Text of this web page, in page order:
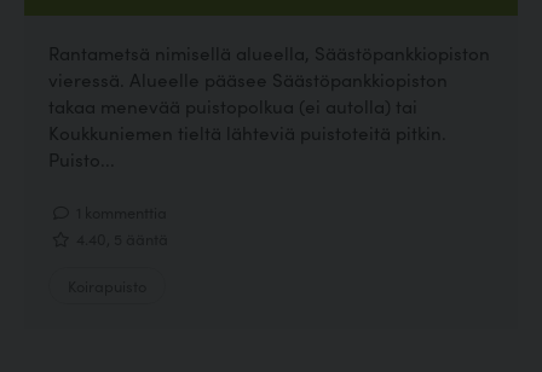
Rantametsä nimisellä alueella, Säästöpankkiopiston
vieressä. Alueelle pääsee Säästöpankkiopiston
takaa menevää puistopolkua (ei autolla) tai
Koukkuniemen tieltä lähteviä puistoteitä pitkin.
Puisto...